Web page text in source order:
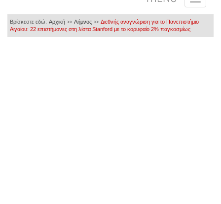
Βρίσκεστε εδώ: Αρχική >> Λήμνος >> Διεθνής αναγνώριση για το Πανεπιστήμιο
Αιγαίου: 22 επιστήμονες στη λίστα Stanford με το κορυφαίο 2% παγκοσμίως